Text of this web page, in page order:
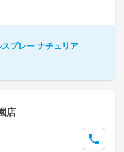
プレー ナチュリア
店